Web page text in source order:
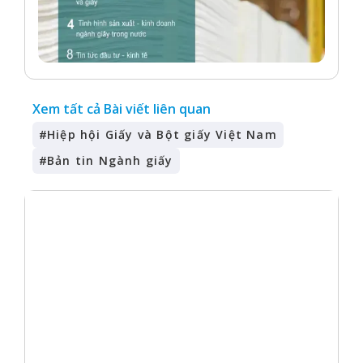
Xem tất cả Bài viết liên quan
#Hiệp hội Giấy và Bột giấy Việt Nam
#Bản tin Ngành giấy